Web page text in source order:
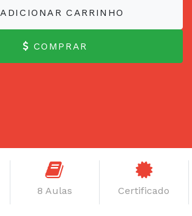
ADICIONAR CARRINHO
COMPRAR
8 Aulas Certificado